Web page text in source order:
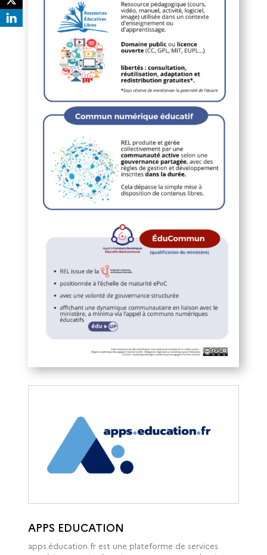
APPS EDUCATION
apps.éducation.fr est une plateforme de services